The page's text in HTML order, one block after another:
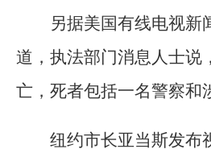
另据美国有线电视新
道，执法部门消息人士说
亡，死者包括一名警察和
纽约市长亚当斯发布